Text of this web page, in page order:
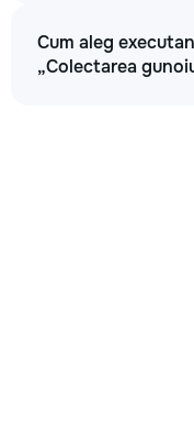
Cum aleg
„Colectarea